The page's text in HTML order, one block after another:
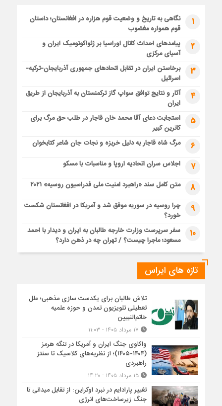
1
نگاهی به تاریخ و وضعیت قوم هزاره در افغانستان؛ داستان
قوم همواره مغضوب
2
پیامدهای احداث کانال اوراسیا بر ژئواکونومیک ایران و
آسیای مرکزی
3
برخاستن ایران در تقابل اتحادهای جمهوری آذربایجان-ترکیه-
اسرائیل
4
آثار و نتایج توافق سواپ گاز ترکمنستان به آذربایجان از طریق
ایران
5
استجابت دعای آقا محمد خان قاجار در طلب حق مرگ برای
کاترین کبیر
6 مرگ شاه قاجار به دلیل خربزه و نجات جان شاعر کتابخوان
7 اجلاس سران اتحادیه اروپا و مناسبات با مسکو
8 متن کامل سند «راهبرد امنیت ملی فدراسیون روسیه» ۲۰۲۱
9
چرا روسیه در سوریه موفق شد و آمریکا در افغانستان شکست
خورد؟
10
سفر سرپرست وزارت خارجه طالبان به ایران و دیدار با احمد
مسعود؛ ماجرا چیست؟ / تهران چه در ذهن دارد؟
تازه های ایراس
تلاش طالبان برای یکدست سازی مذهبی؛ علل
تعطیلی تلویزیون تمدن و حوزه علمیه
خاتم‌النبیین
واکاوی جنگ ایران و آمریکا در تنگه هرمز
(۱۴۰۴-۱۴۰۵)؛ از نظریه‌های کلاسیک تا سنتز
راهبردی
۱۵ مرداد ۱۴۰۵ - ۱۴:۲۰
تغییر پارادایم در نبرد اوکراین: از تقابل میدانی تا
جنگ زیرساخت‌های انرژی